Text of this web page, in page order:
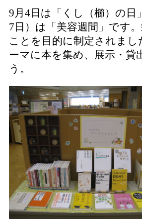
9月4日は「くし（櫛）の日
7日）は「美容週間」です
ことを目的に制定されま
ーマに本を集め、展示・貸
う。